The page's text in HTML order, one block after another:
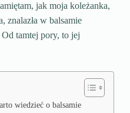
jak moja koleżanka,
znalazła w balsamie
tamtej pory, to jej
wiedzieć o balsamie